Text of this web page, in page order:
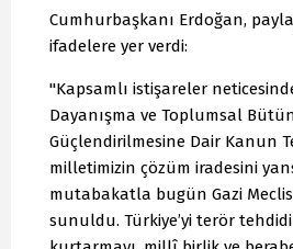
Cumhurbaşkanı Erdoğan,
ifadelere yer verdi:
"Kapsamlı istişareler
Dayanışma ve Toplumsal
Güçlendirilmesine Dair Kanun
milletimizin çözüm iradesini
mutabakatla bugün Gazi
sunuldu. Türkiye’yi terör